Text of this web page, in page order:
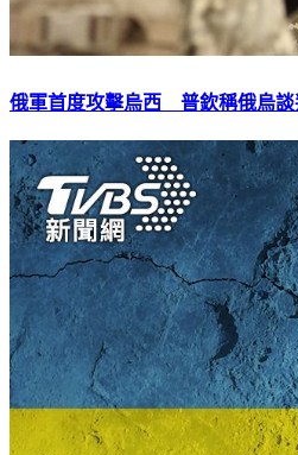
俄軍首度攻擊烏西 普欽稱俄烏談